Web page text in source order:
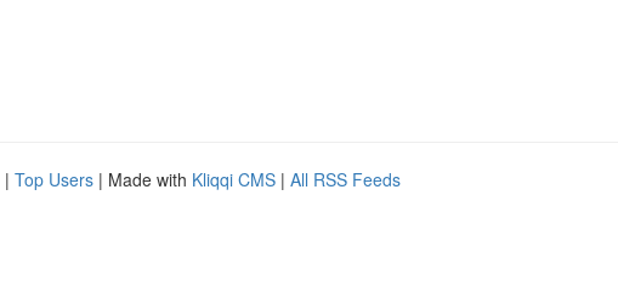
| Top Users | Made with Kliqqi CMS | All RSS Feeds